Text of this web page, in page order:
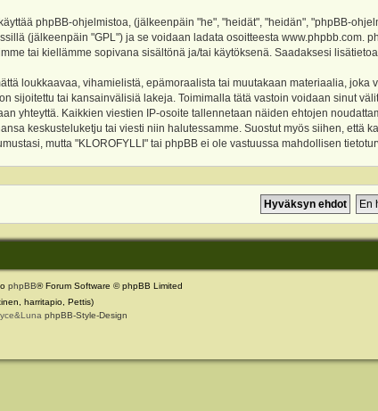
phpBB-ohjelmistoa, (jälkeenpäin "he", "heidät", "heidän", "phpBB-
(jälkeenpäin "GPL") ja se voidaan ladata osoitteesta www.phpbb.com.
tai kiellämme sopivana sisältönä ja/tai käytöksenä. Saadaksesi
loukkaavaa, vihamielistä, epämoraalista tai muutakaan materiaalia,
sijoitettu tai kansainvälisiä lakeja. Toimimalla tätä vastoin voidaan sinut
yhteyttä. Kaikkien viestien IP-osoite tallennetaan näiden ehtojen
keskusteluketju tai viesti niin halutessamme. Suostut myös siihen, että
mutta "KLOROFYLLI" tai phpBB ei ole vastuussa mahdollisen
phpBB® Forum Software © phpBB Limited
harritapio, Pettis)
phpBB-Style-Design